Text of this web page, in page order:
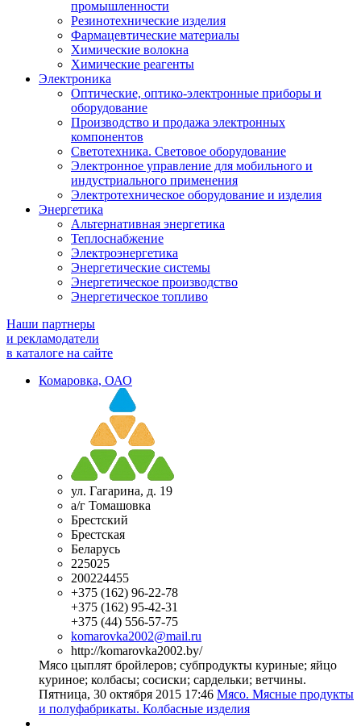
промышленности
Резинотехнические изделия
Фармацевтические материалы
Химические волокна
Химические реагенты
Электроника
Оптические, оптико-электронные приборы и
оборудование
Производство и продажа электронных
компонентов
Светотехника. Световое оборудование
Электронное управление для мобильного и
индустриального применения
Электротехническое оборудование и изделия
Энергетика
Альтернативная энергетика
Теплоснабжение
Электроэнергетика
Энергетические системы
Энергетическое производство
Энергетическое топливо
Наши партнеры
и рекламодатели
в каталоге на сайте
Комаровка, ОАО
ул. Гагарина, д. 19
а/г Томашовка
Брестский
Брестская
Беларусь
225025
200224455
+375 (162) 96-22-78
+375 (162) 95-42-31
+375 (44) 556-57-75
komarovka2002@mail.ru
http://komarovka2002.by/
Мясо цыплят бройлеров; субпродукты куриные; яйцо
куриное; колбасы; сосиски; сардельки; ветчины.
Пятница, 30 октября 2015 17:46 Мясо. Мясные продукты
и полуфабрикаты. Колбасные изделия